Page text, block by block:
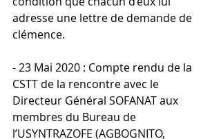
adresse une lettre de demande de
clémence.
- 23 Mai 2020 : Compte rendu de la
CSTT de la rencontre avec le
Directeur Général SOFANAT aux
membres du Bureau de
l’USYNTRAZOFE (AGBOGNITO,